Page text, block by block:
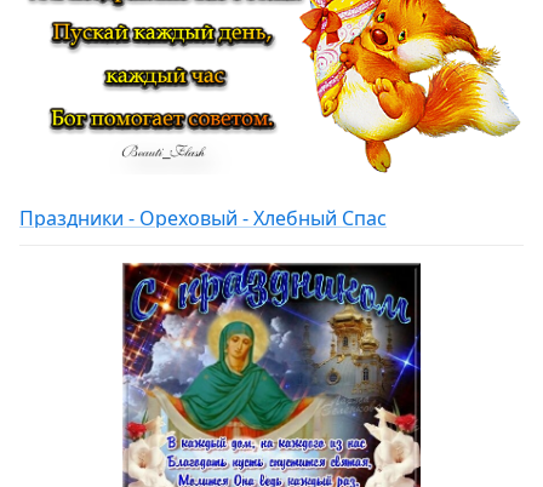
Праздники - Ореховый - Хлебный Спас